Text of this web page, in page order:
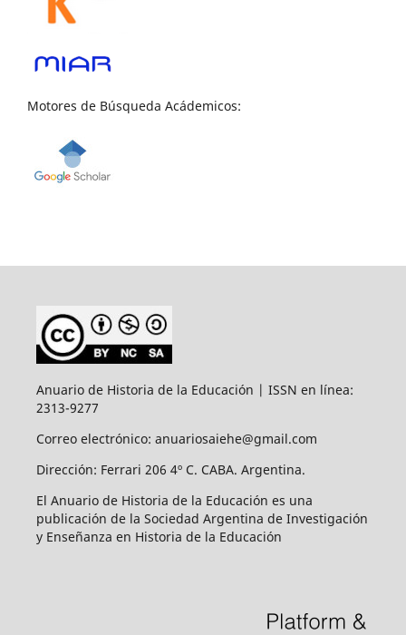
Motores de Búsqueda Acádemicos:
Anuario de Historia de la Educación | ISSN en línea:
2313-9277
Correo electrónico: anuariosaiehe@gmail.com
Dirección: Ferrari 206 4º C. CABA. Argentina.
El Anuario de Historia de la Educación es una
publicación de la Sociedad Argentina de Investigación
y Enseñanza en Historia de la Educación